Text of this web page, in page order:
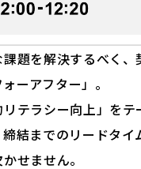
題を解決するべく
ーアフター」。
テラシー向上」をテ
結までのリードタ
せません。